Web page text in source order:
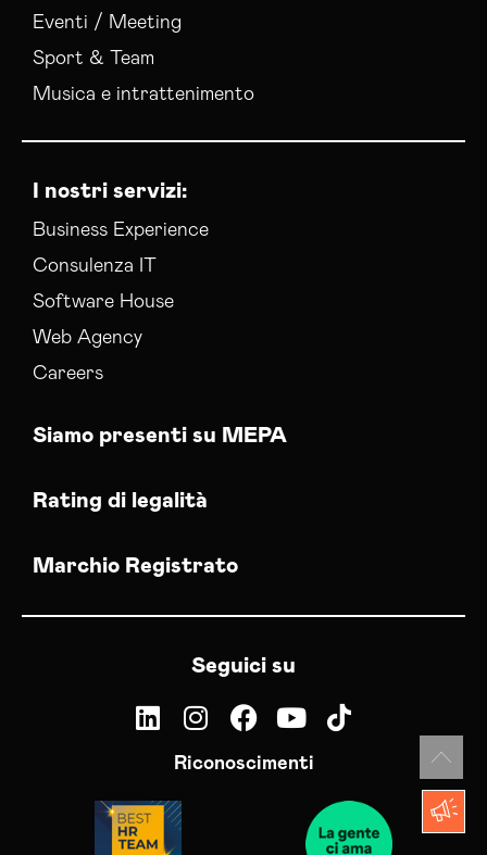
Eventi / Meeting
Sport & Team
Musica e intrattenimento
I nostri servizi:
Business Experience
Consulenza IT
Software House
Web Agency
Careers
Siamo presenti su MEPA
Rating di legalità
Marchio Registrato
Seguici su
Riconoscimenti